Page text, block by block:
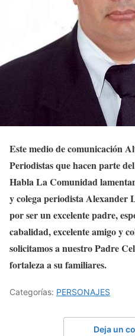
Este medio de comunicación
Periodistas que hacen parte
Habla La Comunidad
y colega periodista Alexander
por ser un excelente padre,
cabalidad, excelente amigo y
solicitamos a nuestro Padre
fortaleza a su familiares.
Categorías: PERSONAJES
Deja un